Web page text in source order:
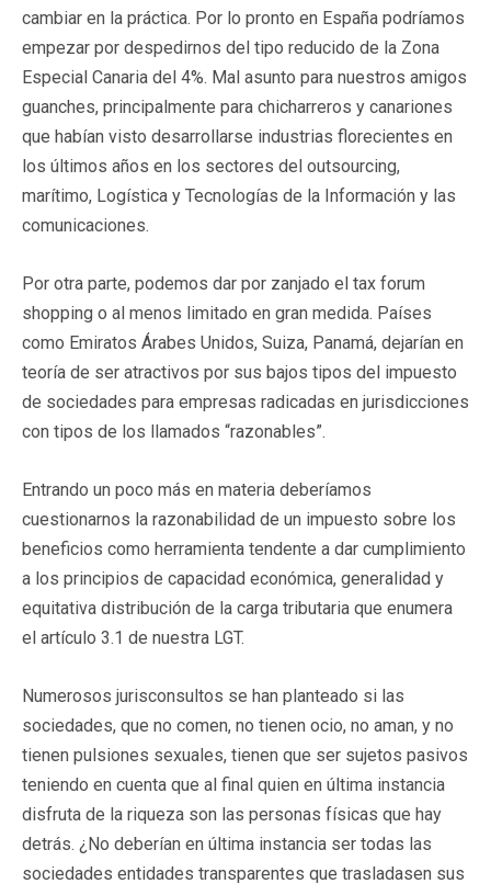
cambiar en la práctica. Por lo pronto en España podríamos
empezar por despedirnos del tipo reducido de la Zona
Especial Canaria del 4%. Mal asunto para nuestros amigos
guanches, principalmente para chicharreros y canariones
que habían visto desarrollarse industrias florecientes en
los últimos años en los sectores del outsourcing,
marítimo, Logística y Tecnologías de la Información y las
comunicaciones.
Por otra parte, podemos dar por zanjado el tax forum
shopping o al menos limitado en gran medida. Países
como Emiratos Árabes Unidos, Suiza, Panamá, dejarían en
teoría de ser atractivos por sus bajos tipos del impuesto
de sociedades para empresas radicadas en jurisdicciones
con tipos de los llamados “razonables”.
Entrando un poco más en materia deberíamos
cuestionarnos la razonabilidad de un impuesto sobre los
beneficios como herramienta tendente a dar cumplimiento
a los principios de capacidad económica, generalidad y
equitativa distribución de la carga tributaria que enumera
el artículo 3.1 de nuestra LGT.
Numerosos jurisconsultos se han planteado si las
sociedades, que no comen, no tienen ocio, no aman, y no
tienen pulsiones sexuales, tienen que ser sujetos pasivos
teniendo en cuenta que al final quien en última instancia
disfruta de la riqueza son las personas físicas que hay
detrás. ¿No deberían en última instancia ser todas las
sociedades entidades transparentes que trasladasen sus